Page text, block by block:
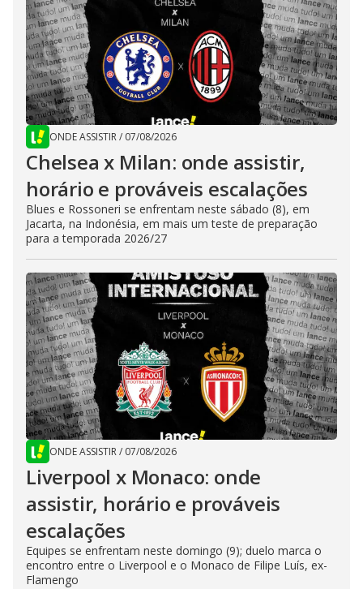
ONDE ASSISTIR/ 07/08/2026
Chelsea x Milan: onde assistir,
horário e prováveis escalações
Blues e Rossoneri se enfrentam neste sábado (8), em
Jacarta, na Indonésia, em mais um teste de preparação
para a temporada 2026/27
ONDE ASSISTIR/ 07/08/2026
Liverpool x Monaco: onde
assistir, horário e prováveis
escalações
Equipes se enfrentam neste domingo (9); duelo marca o
encontro entre o Liverpool e o Monaco de Filipe Luís, ex-
Flamengo